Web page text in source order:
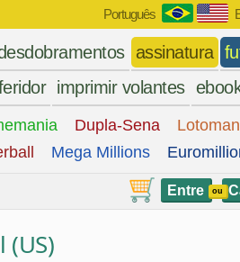
Português
assinatura
imprimir volantes
Dupla-Sena
Mega Millions
Entre ou